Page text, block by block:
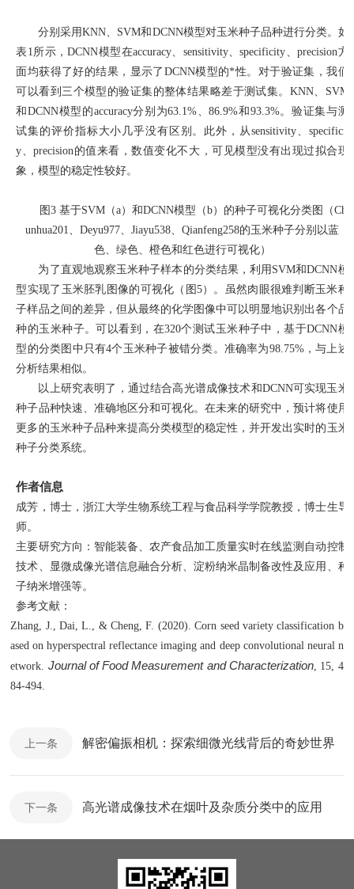
分别采用KNN、 SVM和 DCNN模型对玉米种子品种进行分类。如
表 1所示，DCNN模型在accuracy、 sensitivity、specificity、precision方
面均获得了好的结果，显示了 DCNN模型的*性。对于验证集，我们
可以看到三个模型的验证集的整体结果略差于测试集。 KNN、 SVM
和DCNN模型的accuracy分别为63.1%、86.9%和 93.3%。验证集与测
试集的评价指标大小几乎没有区别。此外，从sensitivity、 specificit
y、precision的值来看，数值变化不大，可见模型没有出现过拟合现
象，模型的稳定性较好。
图3基于SVM （a）和DCNN模型（b）的种子可视化分类图（Ch
unhua201、Deyu977、Jiayu538、Qianfeng258的玉米种子分别以蓝
色、绿色、橙色和红色进行可视化）
为了直观地观察玉米种子样本的分类结果，利用 SVM和DCNN模
型实现了玉米胚乳图像的可视化（图 5）。虽然肉眼很难判断玉米种
子样品之间的差异，但从最终的化学图像中可以明显地识别出各个品
种的玉米种子。可以看到，在320个测试玉米种子中，基于DCNN模
型的分类图中只有4个玉米种子被错分类。准确率为98.75%，与上述
分析结果相似。
以上研究表明了，通过结合高光谱成像技术和DCNN可实现玉米
种子品种快速、准确地区分和可视化。在未来的研究中，预计将使用
更多的玉米种子品种来提高分类模型的稳定性，并开发出实时的玉米
种子分类系统。
作者信息
成芳，博士，浙江大学生物系统工程与食品科学学院教授，博士生导
师。
主要研究方向：智能装备、农产食品加工质量实时在线监测自动控制
技术、显微成像光谱信息融合分析、淀粉纳米晶制备改性及应用、种
子纳米增强等。
参考文献：
Zhang, J., Dai, L., & Cheng, F. (2020). Corn seed variety classification b
ased on hyperspectral reflectance imaging and deep convolutional neural n
etwork. Journal of Food Measurement and Characterization, 15, 4
84-494.
上一条 解密偏振相机：探索细微光线背后的奇妙世界
下一条 高光谱成像技术在烟叶及杂质分类中的应用